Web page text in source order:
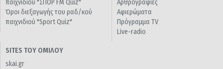
παιχνιδιού "ΣΠΟΡ FM Quiz"
Όροι διεξαγωγής του ραδ/κού
παιχνιδιού "Sport Quiz"
Αρθρογραφίες
Αφιερώματα
Πρόγραμμα TV
Live-radio
SITES ΤΟΥ ΟΜΙΛΟΥ
skai.gr